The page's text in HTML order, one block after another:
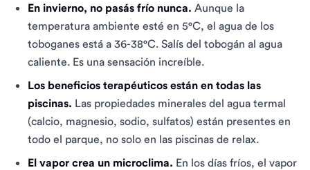
En invierno, no pasás frío nunca. Aunque la
temperatura ambiente esté en 5°C, el agua de los
toboganes está a 36-38°C. Salís del tobogán al agua
caliente. Es una sensación increíble.
Los beneficios terapéuticos están en todas las
piscinas. Las propiedades minerales del agua termal
(calcio, magnesio, sodio, sulfatos) están presentes en
todo el parque, no solo en las piscinas de relax.
El vapor crea un microclima. En los días fríos, el vapor